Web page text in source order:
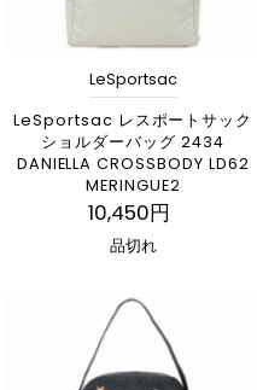
LeSportsac
LeSportsac レスポートサック
ショルダーバッグ 2434
DANIELLA CROSSBODY LD62
MERINGUE2
10,450円
品切れ